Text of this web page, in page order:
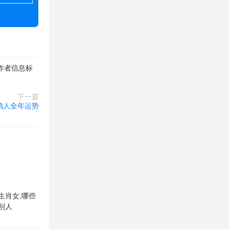
者信息标
下一篇
人全年运势
肖女,哪些
人